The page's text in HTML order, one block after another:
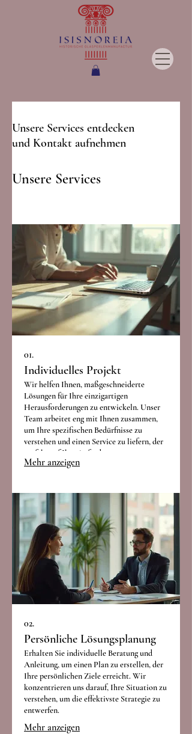
Unsere Services entdecken
und Kontakt aufnehmen
Unsere Services
01.
Individuelles Projekt
Wir helfen Ihnen, maßgeschneiderte
Lösungen für Ihre einzigartigen
Herausforderungen zu entwickeln. Unser
Team arbeitet eng mit Ihnen zusammen,
um Ihre spezifischen Bedürfnisse zu
verstehen und einen Service zu liefern, der
perfekt auf Ihre Anforderungen
zugeschnitten ist.
Mehr anzeigen
02.
Persönliche Lösungsplanung
Erhalten Sie individuelle Beratung und
Anleitung, um einen Plan zu erstellen, der
Ihre persönlichen Ziele erreicht. Wir
konzentrieren uns darauf, Ihre Situation zu
verstehen, um die effektivste Strategie zu
entwerfen.
Mehr anzeigen